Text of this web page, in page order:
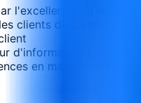
l'excellence du service
clients difficiles
d'information pour une
en matière de